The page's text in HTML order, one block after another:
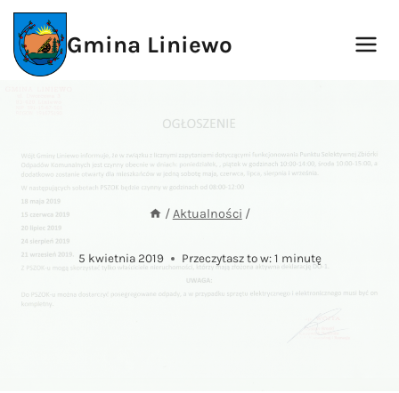
Przejdź
treści
Gmina Liniewo
/Aktualności /
5 kwietnia 2019 Przeczytasz to w:1 minutę